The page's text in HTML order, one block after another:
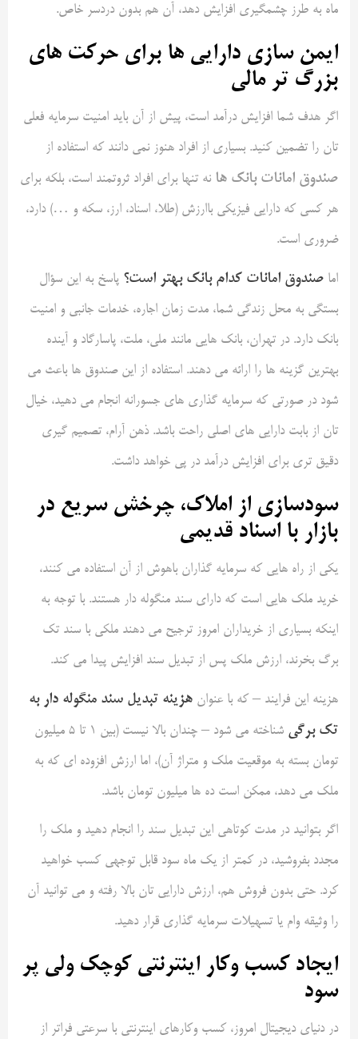
ماه به طرز چشمگیری افزایش دهد، آن هم بدون دردسر خاص.
ایمن سازی دارایی ها برای حرکت های
بزرگ تر مالی
اگر هدف شما افزایش درآمد است، پیش از آن باید امنیت سرمایه فعلی
تان را تضمین کنید. بسیاری از افراد هنوز نمی دانند که استفاده از
صندوق امانات بانک ها نه تنها برای افراد ثروتمند است، بلکه برای
هر کسی که دارایی فیزیکی باارزش (طلا، اسناد، ارز، سکه و …) دارد،
ضروری است.
اما صندوق امانات کدام بانک بهتر است؟ پاسخ به این سؤال
بستگی به محل زندگی شما، مدت زمان اجاره، خدمات جانبی و امنیت
بانک دارد. در تهران، بانک هایی مانند ملی، ملت، پاسارگاد و آینده
بهترین گزینه ها را ارائه می دهند. استفاده از این صندوق ها باعث می
شود در صورتی که سرمایه گذاری های جسورانه انجام می دهید، خیال
تان از بابت دارایی های اصلی راحت باشد. ذهن آرام، تصمیم گیری
دقیق تری برای افزایش درآمد در پی خواهد داشت.
سودسازی از املاک، چرخش سریع در
بازار با اسناد قدیمی
یکی از راه هایی که سرمایه گذاران باهوش از آن استفاده می کنند،
خرید ملک هایی است که دارای سند منگوله دار هستند. با توجه به
اینکه بسیاری از خریداران امروز ترجیح می دهند ملکی با سند تک
برگ بخرند، ارزش ملک پس از تبدیل سند افزایش پیدا می کند.
هزینه این فرایند – که با عنوان هزینه تبدیل سند منگوله دار به
تک برگی
شناخته می شود – چندان بالا نیست (بین ۱ تا ۵ میلیون
تومان بسته به موقعیت ملک و متراژ آن)، اما ارزش افزوده ای که به
ملک می دهد، ممکن است ده ها میلیون تومان باشد.
اگر بتوانید در مدت کوتاهی این تبدیل سند را انجام دهید و ملک را
مجدد بفروشید، در کمتر از یک ماه سود قابل توجهی کسب خواهید
کرد. حتی بدون فروش هم، ارزش دارایی تان بالا رفته و می توانید آن
را وثیقه وام یا تسهیلات سرمایه گذاری قرار دهید.
ایجاد کسب وکار اینترنتی کوچک ولی پر
سود
در دنیای دیجیتال امروز، کسب وکارهای اینترنتی با سرعتی فراتر از